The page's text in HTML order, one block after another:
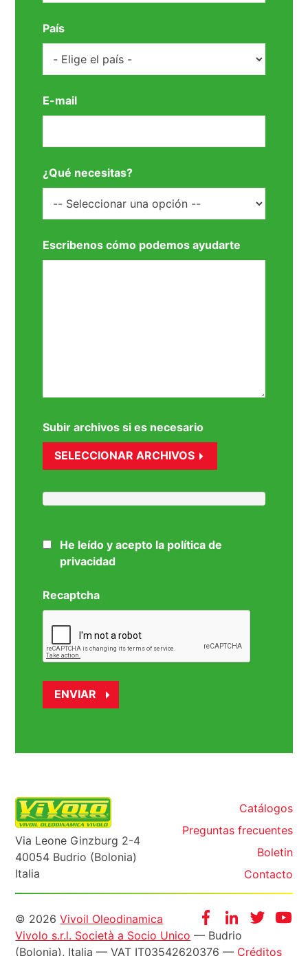
País
E-mail
¿Qué necesitas?
Escribenos cómo podemos ayudarte
Subir archivos si es necesario
SELECCIONAR ARCHIVOS
He leído y acepto la política de
privacidad
Recaptcha
Via Leone Ginzburg 2-4
40054 Budrio (Bolonia)
Italia
Catálogos
Preguntas frecuentes
Boletin
Contacto
FacebookInstagram
Twitter
Informazioni
legali
© 2026Vivoil Oleodinamica
Vivolo s.r.l. Società a Socio Unico — Budrio
(Bolonia), Italia — VAT IT03542620376 — Créditos